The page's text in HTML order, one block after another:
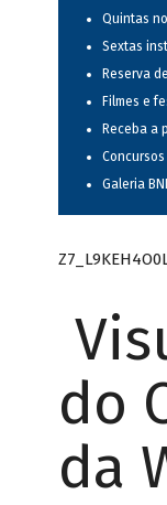
Quintas no
Sextas
Reserva
Filmes e
Receba a
Galeria
do
da